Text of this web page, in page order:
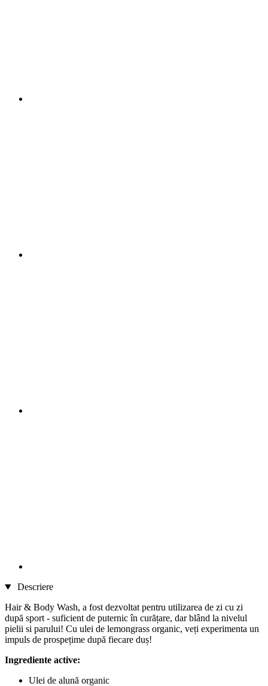
Descriere
Hair & Body Wash, a fost dezvoltat pentru utilizarea de zi cu zi
după sport - suficient de puternic în curățare, dar blând la nivelul
pielii si parului! Cu ulei de lemongrass organic, veți experimenta un
impuls de prospețime după fiecare duș!
Ingrediente active:
Ulei de alună organic